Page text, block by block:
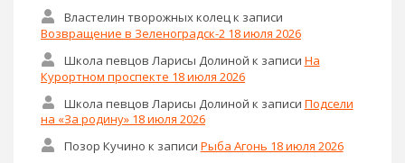
Властелин творожных колецк записи
Возвращение в Зеленоградск-2 18 июля 2026
Школа певцов Ларисы Долиной к записи На
Курортном проспекте 18 июля 2026
Школа певцов Ларисы Долиной к записи Подсели
на «За родину» 18 июля 2026
Позор Кучино к записи Рыба Агонь 18 июля 2026